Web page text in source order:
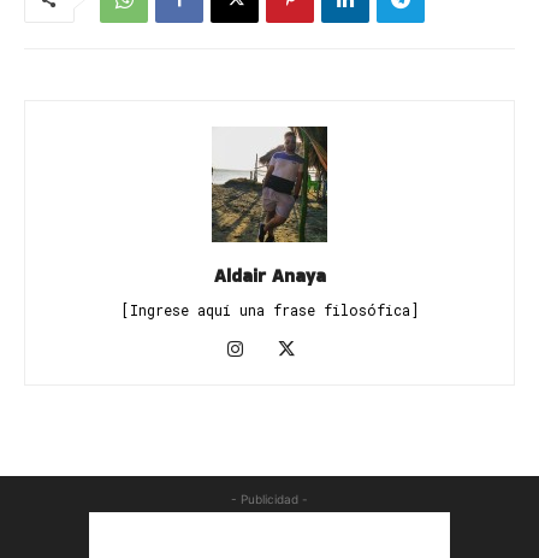
Aldair Anaya
[Ingrese aquí una frase filosófica]
- Publicidad -